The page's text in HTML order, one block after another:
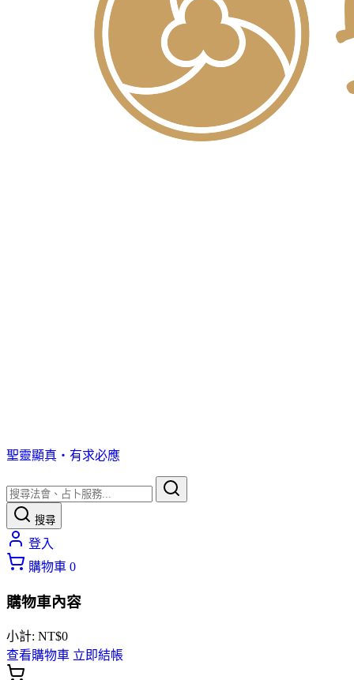
聖靈顯真・有求必應
搜尋
登入
購物車 0
購物車內容
小計: NT$0
查看購物車 立即結帳